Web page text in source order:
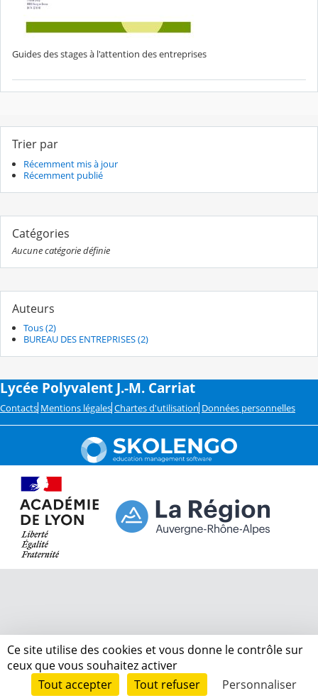
Guides des stages à l'attention des entreprises
Trier par
Récemment mis à jour
Récemment publié
Catégories
Aucune catégorie définie
Auteurs
Tous (2)
BUREAU DES ENTREPRISES (2)
Lycée Polyvalent J.-M. Carriat
Contacts Mentions légales Chartes d'utilisation Données personnelles
Ce site utilise des cookies et vous donne le contrôle sur
ceux que vous souhaitez activer
Tout accepter
Tout refuser Personnaliser